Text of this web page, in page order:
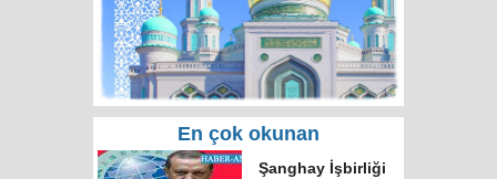
En çok okunan
Rusya'da hatalı celp